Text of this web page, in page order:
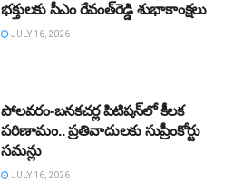
భక్తులకు సీఎం రేవంత్‌రెడ్డి శుభాకాంక్షలు
JULY 16, 2026
పోలవరం-బనకచర్ల పిటిషన్‌లో కీలక
పరిణామం.. ప్రతివాదులకు సుప్రీంకోర్టు
సమన్లు
JULY 16, 2026